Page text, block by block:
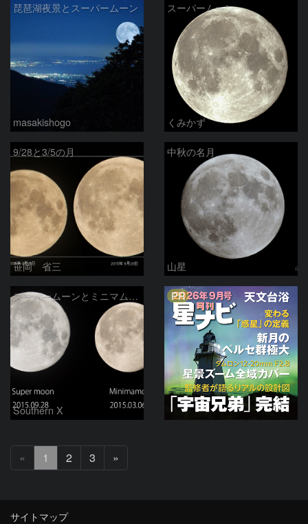
琵琶湖夜景とスーパームーン
masakishogo
スーパームーン
くみかず
9/28と3/5の月
笹岡 省三
中秋の名月
山星
スーパームーンとミニマムーン
Southern X
PR
« 1 2 3 »
へ
サイトマップ